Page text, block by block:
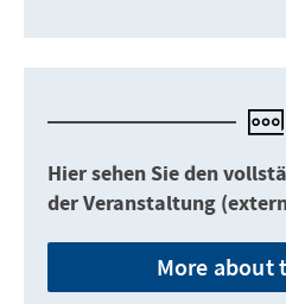
Hier sehen Sie den
der Veranstaltung
More about